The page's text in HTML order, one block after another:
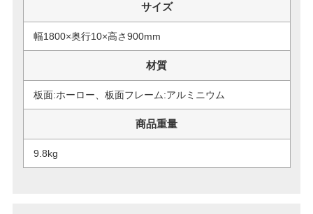
サイズ
幅1800×奥行10×高さ900mm
材質
板面:ホーロー、板面フレーム:アルミニウム
商品重量
9.8kg